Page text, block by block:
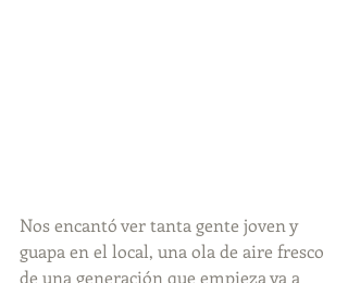
Nos encantó ver tanta gente joven y
guapa en el local, una ola de aire fresco
de una generación que empieza ya a